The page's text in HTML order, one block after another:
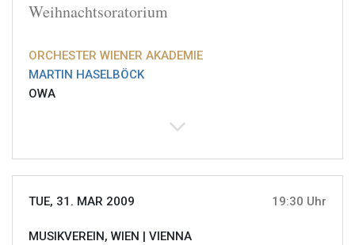
Weihnachtsoratorium
ORCHESTER WIENER AKADEMIE
MARTIN HASELBÖCK
OWA
TUE, 31. MAR 2009 19:30 Uhr
MUSIKVEREIN, WIEN | VIENNA